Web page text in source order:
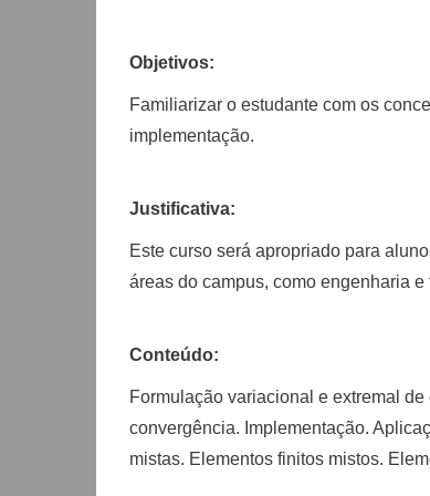
Objetivos:
Familiarizar o estudante com os
implementação.
Justificativa:
Este curso será apropriado para
áreas do campus, como engenharia e
Conteúdo:
Formulação variacional e extremal
convergência. Implementação.
mistas. Elementos finitos mistos.